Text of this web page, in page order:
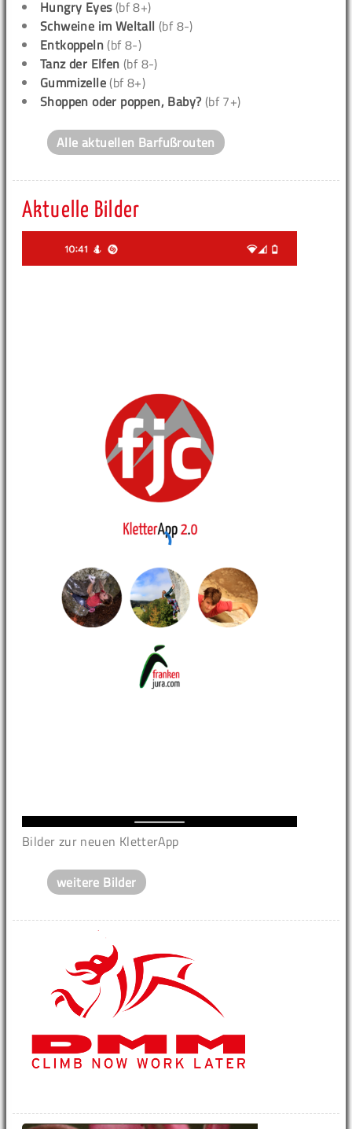
Hungry Eyes(bf 8+)
Schweine im Weltall (bf 8-)
Entkoppeln (bf 8-)
Tanz der Elfen (bf 8-)
Gummizelle (bf 8+)
Shoppen oder poppen, Baby? (bf 7+)
Alle aktuellen Barfußrouten
Aktuelle Bilder
Bilder zur neuen KletterApp
weitere Bilder